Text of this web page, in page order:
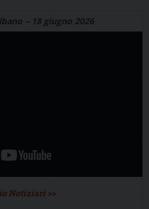
– 18 giugno 2026
Notiziari >>